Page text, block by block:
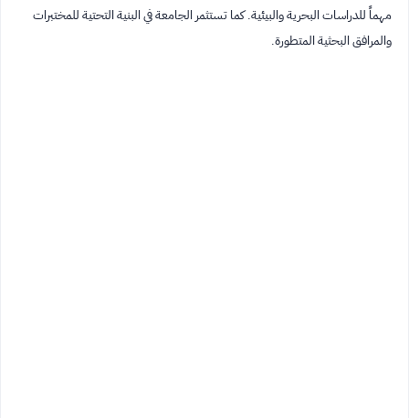
مهماً للدراسات البحرية والبيئية. كما تستثمر الجامعة في البنية التحتية للمختبرات
والمرافق البحثية المتطورة.